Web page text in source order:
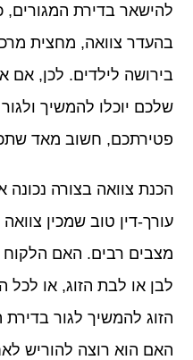
להישאר בדירת המגורים,
בהעדר צוואה, מחצית
בירושה לילדים. לכן, אם
שלכם יוכלו להמשיך
פטירתכם, חשוב מאד
הכנת צוואה בצורה נכונה
עורך-דין טוב שמכין
מצבים רבים. האם הלקוח
לבן או לבת הזוג, או
הזוג להמשיך לגור
האם הוא רוצה להוריש